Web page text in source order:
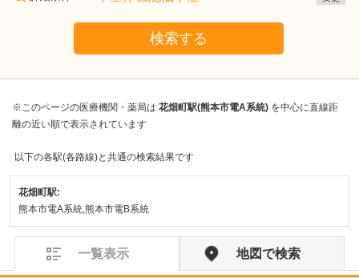
検索する
※このページの医療機関・薬局は 花畑町駅(熊本市電A系統) を中心に直線距
離の近い順で表示されています
以下の各駅(各路線)と共通の検索結果です
花畑町駅:
熊本市電A系統,熊本市電B系統
一覧表示 地図で検索